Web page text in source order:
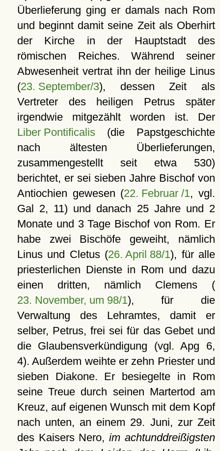
Überlieferung ging er damals nach Rom
und beginnt damit seine Zeit als Oberhirt
der Kirche in der Hauptstadt des
römischen Reiches. Während seiner
Abwesenheit vertrat ihn der heilige Linus
(23. September/3), dessen Zeit als
Vertreter des heiligen Petrus später
irgendwie mitgezählt worden ist. Der
Liber Pontificalis(die Papstgeschichte
nach ältesten Überlieferungen,
zusammengestellt seit etwa 530)
berichtet, er sei sieben Jahre Bischof von
Antiochien gewesen (22. Februar /1, vgl.
Gal 2, 11) und danach 25 Jahre und 2
Monate und 3 Tage Bischof von Rom. Er
habe zwei Bischöfe geweiht, nämlich
Linus und Cletus (26. April 88/1), für alle
priesterlichen Dienste in Rom und dazu
einen dritten, nämlich Clemens (
23. November, um 98/1), für die
Verwaltung des Lehramtes, damit er
selber, Petrus, frei sei für das Gebet und
die Glaubensverkündigung (vgl. Apg 6,
4). Außerdem weihte er zehn Priester und
sieben Diakone. Er besiegelte in Rom
seine Treue durch seinen Martertod am
Kreuz, auf eigenen Wunsch mit dem Kopf
nach unten, an einem 29. Juni, zur Zeit
des Kaisers Nero,im achtunddreißigsten